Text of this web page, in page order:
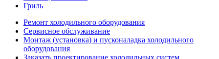
Гриль
Ремонт холодильного оборудования
Сервисное обслуживание
Монтаж (установка) и пусконаладка холодильного
оборудования